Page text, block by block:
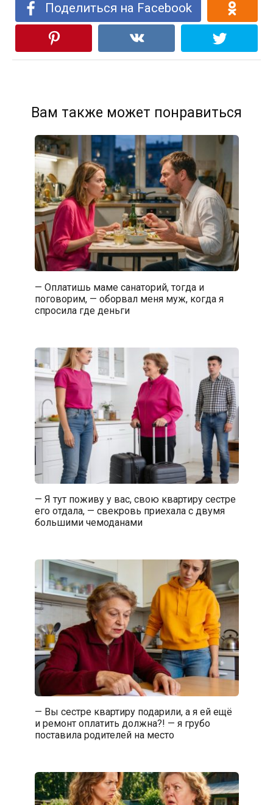
Поделиться на Facebook
Вам также может понравиться
— Оплатишь маме санаторий, тогда и
поговорим, — оборвал меня муж, когда я
спросила где деньги
— Я тут поживу у вас, свою квартиру сестре
его отдала, — свекровь приехала с двумя
большими чемоданами
— Вы сестре квартиру подарили, а я ей ещё
и ремонт оплатить должна?! — я грубо
поставила родителей на место